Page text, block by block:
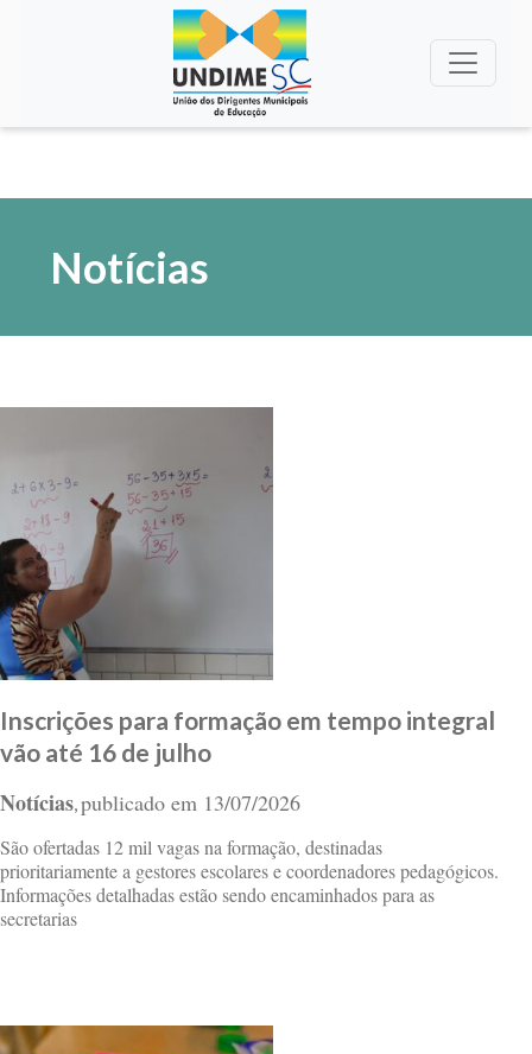
Notícias
Inscrições para formação em tempo integral
vão até 16 de julho
Notícias,publicado em 13/07/2026
São ofertadas 12 mil vagas na formação, destinadas
prioritariamente a gestores escolares e coordenadores pedagógicos.
Informações detalhadas estão sendo encaminhados para as
secretarias